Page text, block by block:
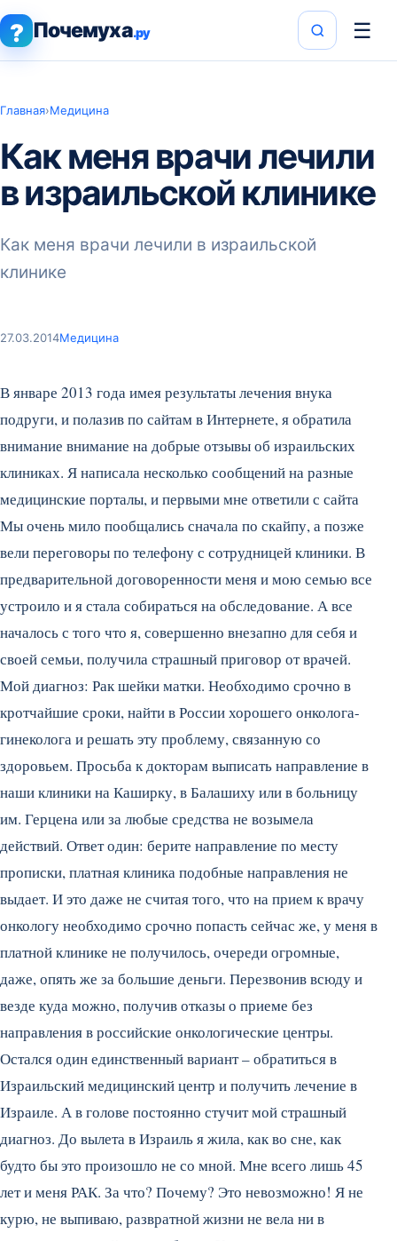
? Почемуха.ру ☰
Главная›Медицина
Как меня врачи лечили
в израильской клинике
Как меня врачи лечили в израильской
клинике
27.03.2014Медицина
В январе 2013 года имея результаты лечения внука
подруги, и полазив по сайтам в Интернете, я обратила
внимание внимание на добрые отзывы об израильских
клиниках. Я написала несколько сообщений на разные
медицинские порталы, и первыми мне ответили с сайта
Мы очень мило пообщались сначала по скайпу, а позже
вели переговоры по телефону с сотрудницей клиники. В
предварительной договоренности меня и мою семью все
устроило и я стала собираться на обследование. А все
началось с того что я, совершенно внезапно для себя и
своей семьи, получила страшный приговор от врачей.
Мой диагноз: Рак шейки матки. Необходимо срочно в
кротчайшие сроки, найти в России хорошего онколога-
гинеколога и решать эту проблему, связанную со
здоровьем. Просьба к докторам выписать направление в
наши клиники на Каширку, в Балашиху или в больницу
им. Герцена или за любые средства не возымела
действий. Ответ один: берите направление по месту
прописки, платная клиника подобные направления не
выдает. И это даже не считая того, что на прием к врачу
онкологу необходимо срочно попасть сейчас же, у меня в
платной клинике не получилось, очереди огромные,
даже, опять же за большие деньги. Перезвонив всюду и
везде куда можно, получив отказы о приеме без
направления в российские онкологические центры.
Остался один единственный вариант – обратиться в
Израильский медицинский центр и получить лечение в
Израиле. А в голове постоянно стучит мой страшный
диагноз. До вылета в Израиль я жила, как во сне, как
будто бы это произошло не со мной. Мне всего лишь 45
лет и меня РАК. За что? Почему? Это невозможно! Я не
курю, не выпиваю, развратной жизни не вела ни в